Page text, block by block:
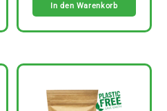
In den Warenkorb